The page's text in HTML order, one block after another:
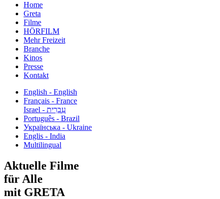
Home
Greta
Filme
HÖRFILM
Mehr Freizeit
Branche
Kinos
Presse
Kontakt
English - English
Français - France
עִבְרִית - Israel
Português - Brazil
Українська - Ukraine
Englis - India
Multilingual
Aktuelle Filme
für Alle
mit GRETA